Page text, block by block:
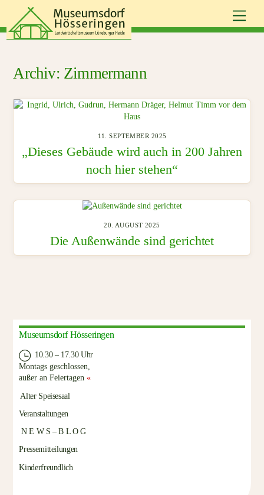
content
Zimmermann
11. SEPTEMBER 2025
„Dieses Gebäude wird auch in 200 Jahren
noch hier stehen“
20. AUGUST 2025
Die Außenwände sind gerichtet
Museumsdorf Hösseringen
10.30 – 17.30 Uhr
Montags geschlossen,
außer an Feiertagen«
Alter Speisesaal
Veranstaltungen
N E W S – B L O G
Pressemitteilungen
Kinderfreundlich